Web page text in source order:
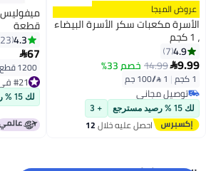
عروض الميجا
الأسرة مكعبات سكر الأسرة البيضاء
، 1 كجم
4.9
7
9.99
14.99خصم 33%
1 كجم |
توصيل مجاني
توصيل مجانيلك 15 % رصيد مسترجع + 3
احصل عليه خلال12
قطعة
4.3
23
67
1200 قطع
#21 في محليات خالية من السكر
#21 في محليات خالية من السكرلك 15 % رصيد مسترجع